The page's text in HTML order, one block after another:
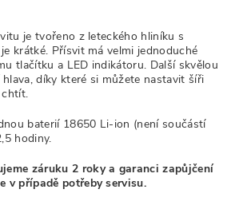
je tvořeno z leteckého hliníku s
krátké. Přísvit má velmi jednoduché
tlačítku a LED indikátoru. Další skvělou
díky které si můžete nastavit šíři
chtít.
baterií 18650 Li-ion (není součástí
hodiny.
záruku 2 roky a garanci zapůjčení
v případě potřeby servisu.